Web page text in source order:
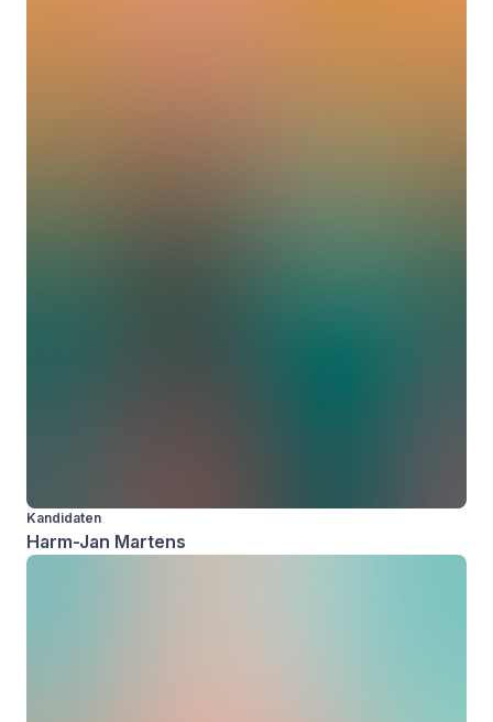
Kandidaten
Harm-Jan Martens